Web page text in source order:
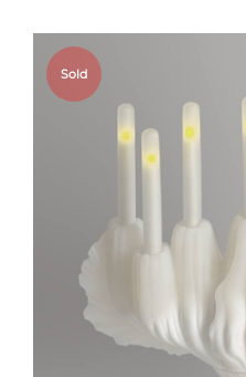
Sold